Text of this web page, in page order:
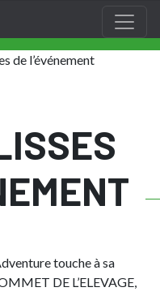
de l’événement
touche à sa
DE L’ELEVAGE,